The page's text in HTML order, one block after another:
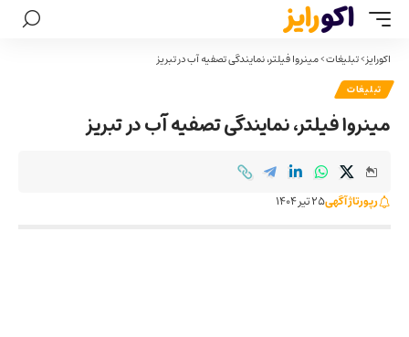
اکورایز>تبلیغات>مینروا فیلتر، نمایندگی تصفیه آب در تبریز
تبلیغات
مینروا فیلتر، نمایندگی تصفیه آب در تبریز
رپورتاژ آگهی25 تیر 1404